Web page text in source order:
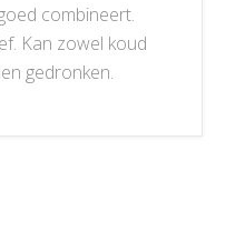
combineert.
Kan zowel koud
gedronken.